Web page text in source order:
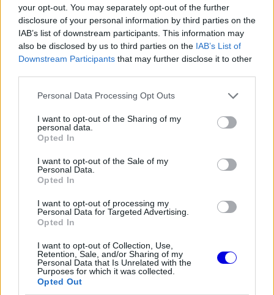
your opt-out. You may separately opt-out of the further
disclosure of your personal information by third parties on the
IAB’s list of downstream participants. This information may
also be disclosed by us to third parties on the IAB’s List of
Downstream Participants that may further disclose it to other
Please note that this website/app uses one or more Google
not limited to your visit or usage behaviour. You may click to
grant or deny consent to Google and its third-party tags to
use your data for below specified purposes in below Google
consent section.
Personal Data Processing Opt Outs
I want to opt-out of the Sharing of my
personal data.
Opted In
I want to opt-out of the Sale of my
Personal Data.
Opted In
I want to opt-out of processing my
Personal Data for Targeted Advertising.
Opted In
I want to opt-out of Collection, Use,
Retention, Sale, and/or Sharing of my
Personal Data that Is Unrelated with the
Purposes for which it was collected.
Opted Out
egészen előkelő hetedik pozíció lett, ami azt
jelenti, hogy a Sauber értékes pontokat nyert a
konstruktőri bajnokságban. Ugyan továbbra is a
kilencedik helyen állnak, de csak öt ponttal
This
modal
window.
The media could not be loaded, either because
is not supported.
„Ez volt az elérhető maximum” – nyilatkozta a